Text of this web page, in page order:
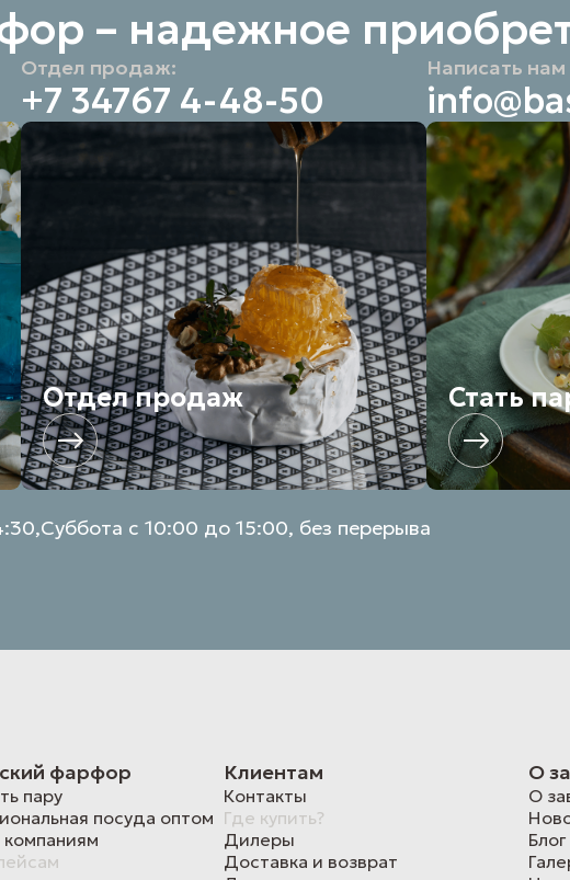
– надежное
Отдел продаж:
+7 34767 4-48-50
Отдел продаж
Написать
Стать
Суббота с 10:00 до 15:00, без перерыва
фарфор
пару
посуда оптом
Клиентам
Контакты
Где купить?
Дилеры
Доставка и возврат
О
О
Блог